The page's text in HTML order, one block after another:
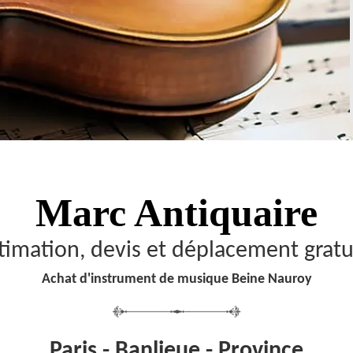
Marc Antiquaire
devis et déplacement
Achat d'instrument de musique Beine Nauroy